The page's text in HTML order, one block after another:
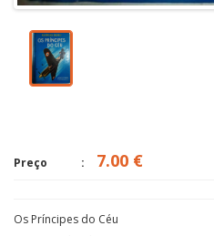
Preço 7.00 €
Os Príncipes do Céu